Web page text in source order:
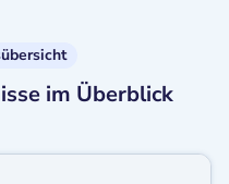
im Überblick